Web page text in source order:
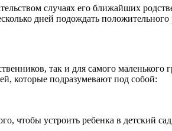
случаях его ближайших
дней подождать положительного
так и для самого маленького
которые подразумевают под собой:
чтобы устроить ребенка в детский